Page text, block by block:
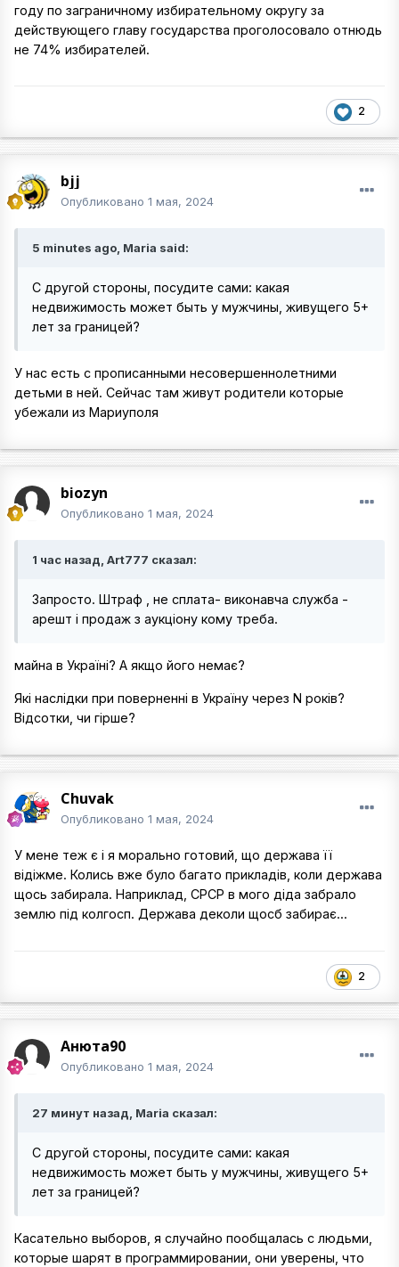
году по заграничному избирательному округу за
действующего главу государства проголосовало отнюдь
не 74% избирателей.
2
bjj
Опубликовано 1 мая, 2024
5 minutes ago, Maria said:
C другой стороны, посудите сами: какая
недвижимость может быть у мужчины, живущего 5+
лет за границей?
У нас есть с прописанными несовершеннолетними
детьми в ней. Сейчас там живут родители которые
убежали из Мариуполя
biozyn
Опубликовано 1 мая, 2024
1 час назад, Art777 сказал:
Запросто. Штраф , не сплата- виконавча служба -
арешт і продаж з аукціону кому треба.
майна в Україні? А якщо його немає?
Які наслідки при поверненні в Україну через N років?
Відсотки, чи гірше?
Chuvak
Опубликовано 1 мая, 2024
У мене теж є і я морально готовий, що держава її
відіжме. Колись вже було багато прикладів, коли держава
щось забирала. Наприклад, СРСР в мого діда забрало
землю під колгосп. Держава деколи щосб забирає...
2
Анюта90
Опубликовано 1 мая, 2024
27 минут назад, Maria сказал:
C другой стороны, посудите сами: какая
недвижимость может быть у мужчины, живущего 5+
лет за границей?
Касательно выборов, я случайно пообщалась с людьми,
которые шарят в программировании, они уверены, что